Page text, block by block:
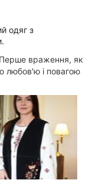
одяг з
враження, як
любов'ю і повагою